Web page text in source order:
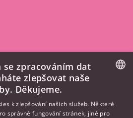
ENGLISH
se zpracováním dat
zlepšovat naše
Děkujeme.
k zlepšování našich služeb. Některé
správné fungování stránek, jiné pro